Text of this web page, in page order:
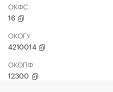
ОКФС
16
ОКОГУ
4210014
ОКОПФ
12300